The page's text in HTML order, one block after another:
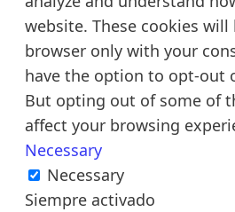
website. These cookies
browser only with your
have the option to opt-out
But opting out of some of
affect your browsing
Necessary
Necessary
Siempre activado